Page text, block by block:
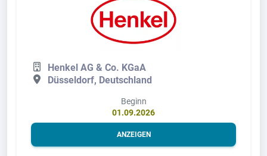
Henkel AG & Co. KGaA
Düsseldorf, Deutschland
Beginn
01.09.2026
ANZEIGEN